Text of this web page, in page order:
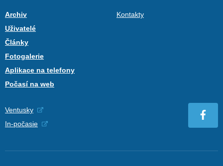
Archiv
Uživatelé
Články
Fotogalerie
Aplikace na telefony
Počasí na web
Kontakty
Ventusky
In-počasie